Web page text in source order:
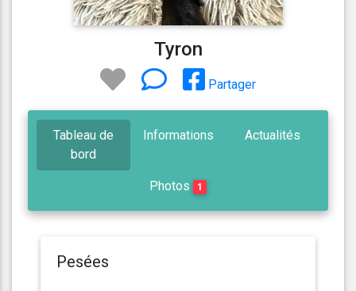
Tyron
Partager
Tableau de
bord
Informations Actualités
Photos 1
Pesées